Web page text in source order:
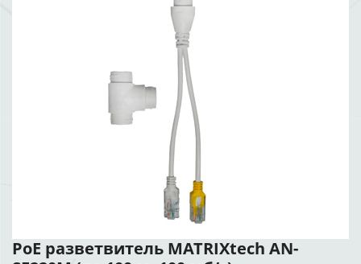
PoE разветвитель MATRIXtech AN-